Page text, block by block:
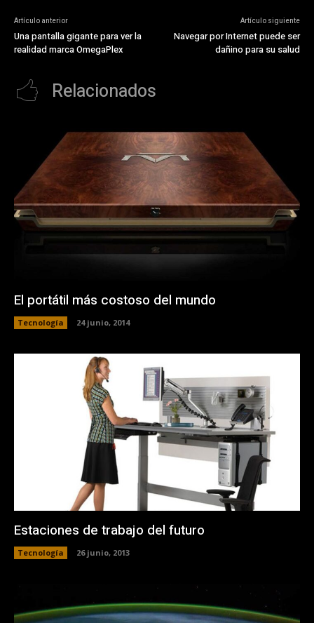
Artículo anterior
Una pantalla gigante para ver la
realidad marca OmegaPlex
Artículo siguiente
Navegar por Internet puede ser
dañino para su salud
Relacionados
El portátil más costoso del mundo
Tecnología 24 junio, 2014
Estaciones de trabajo del futuro
Tecnología 26 junio, 2013